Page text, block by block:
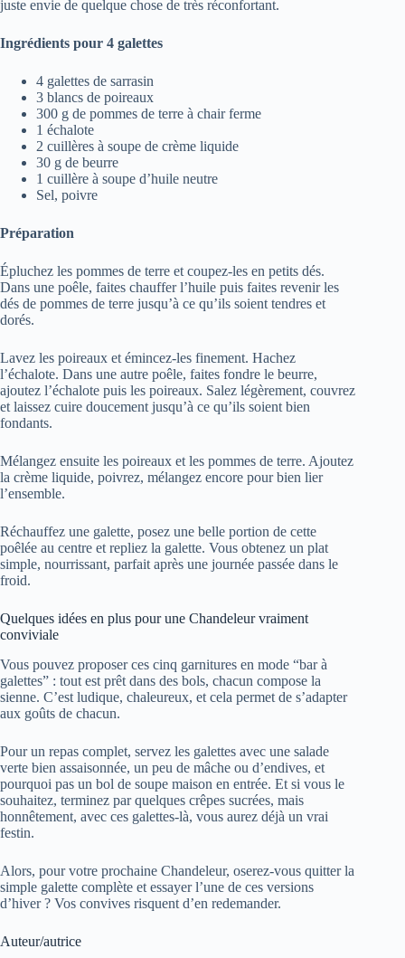
juste envie de quelque chose de très réconfortant.
Ingrédients pour 4 galettes
4 galettes de sarrasin
3 blancs de poireaux
300 g de pommes de terre à chair ferme
1 échalote
2 cuillères à soupe de crème liquide
30 g de beurre
1 cuillère à soupe d’huile neutre
Sel, poivre
Préparation
Épluchez les pommes de terre et coupez-les en petits dés.
Dans une poêle, faites chauffer l’huile puis faites revenir les
dés de pommes de terre jusqu’à ce qu’ils soient tendres et
dorés.
Lavez les poireaux et émincez-les finement. Hachez
l’échalote. Dans une autre poêle, faites fondre le beurre,
ajoutez l’échalote puis les poireaux. Salez légèrement, couvrez
et laissez cuire doucement jusqu’à ce qu’ils soient bien
fondants.
Mélangez ensuite les poireaux et les pommes de terre. Ajoutez
la crème liquide, poivrez, mélangez encore pour bien lier
l’ensemble.
Réchauffez une galette, posez une belle portion de cette
poêlée au centre et repliez la galette. Vous obtenez un plat
simple, nourrissant, parfait après une journée passée dans le
froid.
Quelques idées en plus pour une Chandeleur vraiment
conviviale
Vous pouvez proposer ces cinq garnitures en mode “bar à
galettes” : tout est prêt dans des bols, chacun compose la
sienne. C’est ludique, chaleureux, et cela permet de s’adapter
aux goûts de chacun.
Pour un repas complet, servez les galettes avec une salade
verte bien assaisonnée, un peu de mâche ou d’endives, et
pourquoi pas un bol de soupe maison en entrée. Et si vous le
souhaitez, terminez par quelques crêpes sucrées, mais
honnêtement, avec ces galettes-là, vous aurez déjà un vrai
festin.
Alors, pour votre prochaine Chandeleur, oserez-vous quitter la
simple galette complète et essayer l’une de ces versions
d’hiver ? Vos convives risquent d’en redemander.
Auteur/autrice